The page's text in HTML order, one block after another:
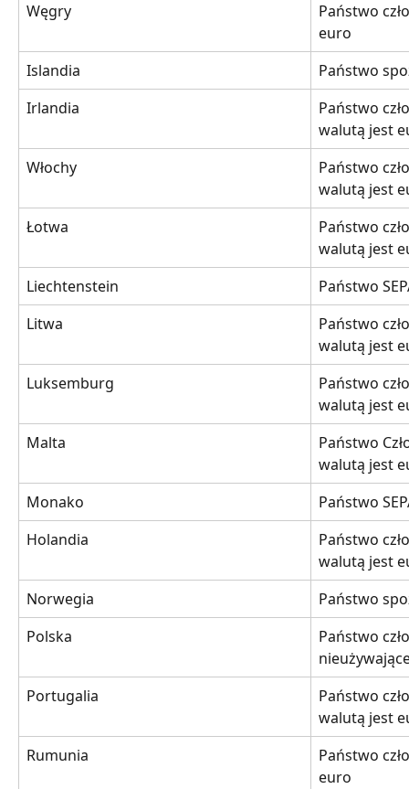
Węgry
Państwo
euro
Islandia
Państwo
Irlandia
Państwo
walutą jest
Włochy
Państwo
walutą jest
Łotwa
Państwo
walutą jest
Liechtenstein
Państwo
Litwa
Państwo
walutą jest
Luksemburg
Państwo
walutą jest
Malta
Państwo
walutą jest
Monako
Państwo
Holandia
Państwo
walutą jest
Norwegia
Państwo
Polska
Państwo
Portugalia
Państwo
walutą jest
Rumunia
Państwo
euro